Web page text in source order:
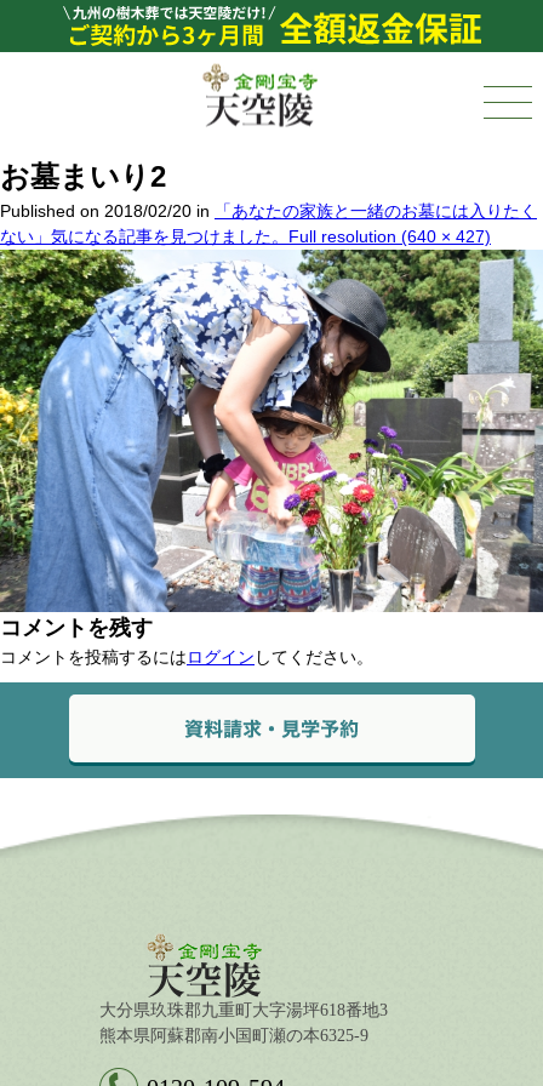
お墓まいり2
Published on 2018/02/20 in
「あなたの家族と一緒のお墓には入りたく
ない」気になる記事を見つけました。 Full resolution (640 × 427)
コメントを残す
コメントを投稿するにはログイン してください。
大分県玖珠郡九重町大字湯坪618番地3
熊本県阿蘇郡南小国町瀬の本6325-9